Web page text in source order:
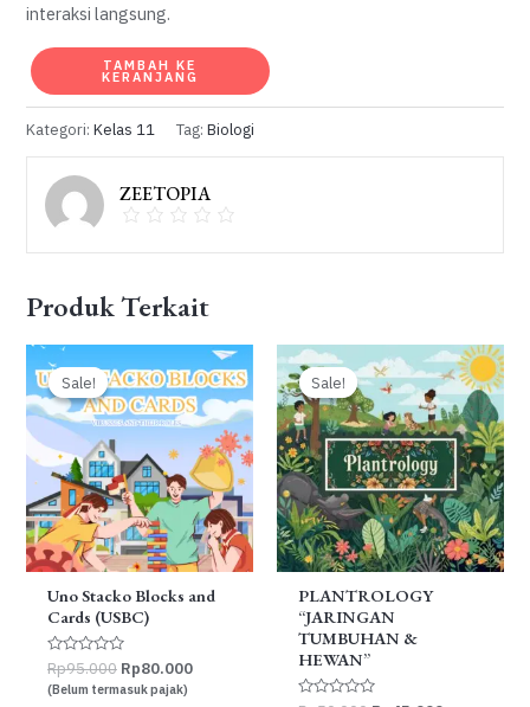
interaksi langsung.
Kuantitas
UNOphoria
TAMBAH KE
KERANJANG
Kategori:Kelas 11 Tag:Biologi
ZEETOPIA
Produk Terkait
Sale!
Sale!
Uno Stacko Blocks and
Cards (USBC)
Dinilai
dari
Rp95.000 Harga
aslinya
Rp80.000Harga
(Belum termasuk pajak)
Sale!
Sale!
PLANTROLOGY
“JARINGAN
TUMBUHAN &
HEWAN”